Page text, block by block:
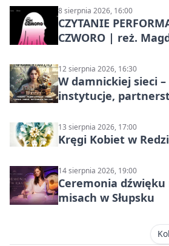
8 sierpnia 2026, 16:00
CZYTANIE
CZWORO | reż.
12 sierpnia 2026, 16:30
W damnickiej sieci
instytucje,
13 sierpnia 2026, 17:00
Kręgi Kobiet w
14 sierpnia 2026, 19:00
Ceremonia dźwięku
misach w Słupsku